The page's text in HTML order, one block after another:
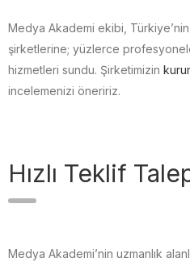
Medya Akademi ekibi,
şirketlerine; yüzlerce
hizmetleri sundu. Şirketimizin
incelemenizi öneririz.
Hızlı Teklif
Medya Akademi’nin uzmanlık